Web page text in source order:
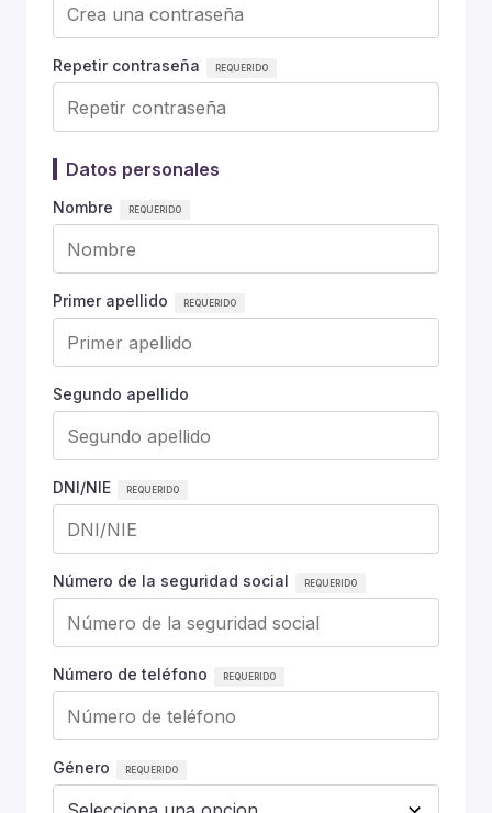
Repetir contraseña
Datos personales
Nombre
Primer apellido
Segundo apellido
DNI/NIE
Número de la seguridad social
Número de teléfono
Género